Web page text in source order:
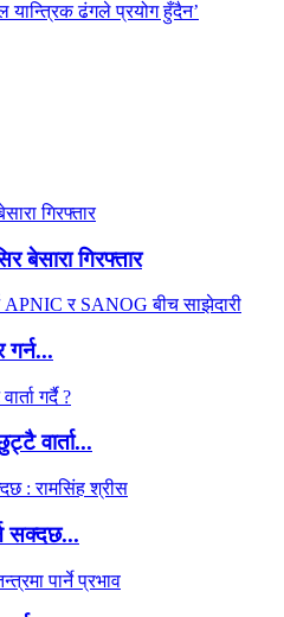
यान्त्रिक ढंगले प्रयोग हुँदैन’
बेसारा गिरफ्तार
गर्न...
वार्ता...
सक्दछ...